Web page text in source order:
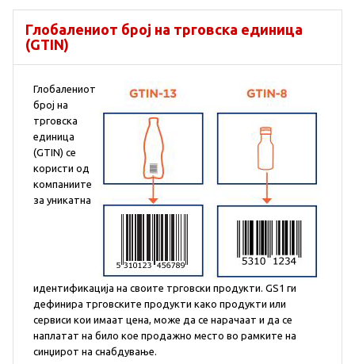
Глобалениот број на трговска единица
(GTIN)
Глобалениот
број на
трговска
единица
(GTIN) се
користи од
компаниите
за уникатна
идентификација на своите трговски продукти. GS1 ги
дефинира трговските продукти како продукти или
сервиси кои имаат цена, може да се нарачаат и да се
наплатат на било кое продажно место во рамките на
синџирот на снабдување.